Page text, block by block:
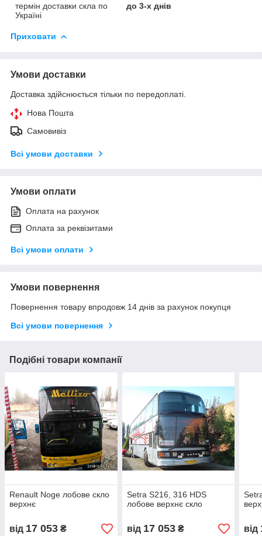
термін доставки скла по
Україні
до 3-х днів
Приховати
Умови доставки
Доставка здійснюється тільки по передоплаті.
Нова Пошта
Самовивіз
Всі умови доставки
Умови оплати
Оплата на рахунок
Оплата за реквізитами
Всі умови оплати
Умови повернення
Повернення товару впродовж 14 днів за рахунок покупця
Всі умови повернення
Подібні товари компанії
Renault Noge лобове скло
верхнє
від 17 053 ₴
Setra S216, 316 HDS
лобове верхнє скло
від 17 053₴ від